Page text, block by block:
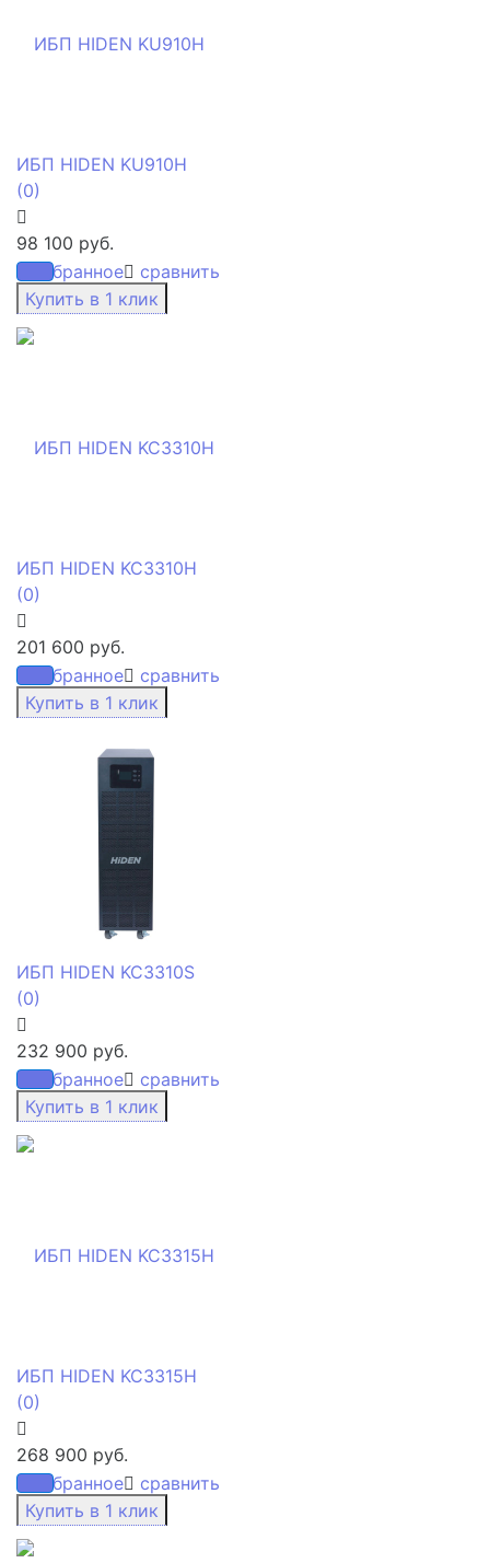
избранное сравнить
ИБП HIDEN KU910H
(0)
98 100 руб.
избранное сравнить
ИБП HIDEN KC3310H
(0)
201 600 руб.
избранное сравнить
ИБП HIDEN KC3310S
(0)
232 900 руб.
избранное сравнить
ИБП HIDEN KC3315H
(0)
268 900 руб.